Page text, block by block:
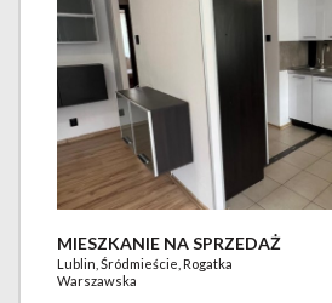
MIESZKANIE NA SPRZEDAŻ
Lublin, Śródmieście, Rogatka
Warszawska